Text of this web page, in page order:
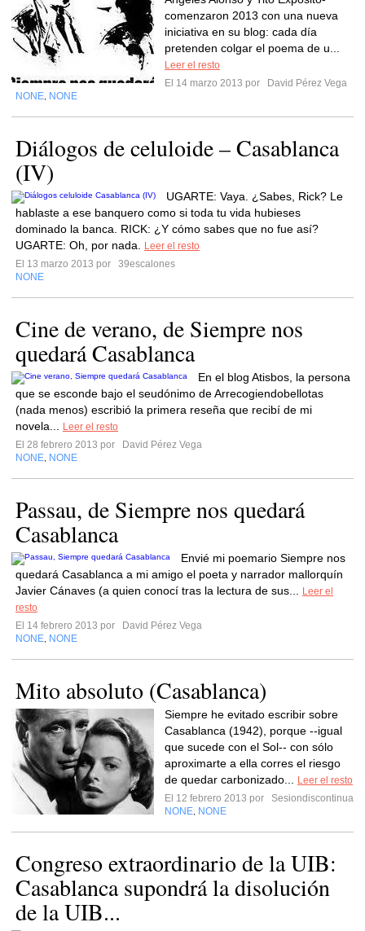
comenzaron 2013 con una nueva
iniciativa en su blog: cada día
pretenden colgar el poema de u...
Leer el resto
El 14 marzo 2013 por
David Pérez Vega
NONE NONE
Diálogos de celuloide – Casablanca
(IV)
UGARTE: Vaya. ¿Sabes, Rick? Le
hablaste a ese banquero como si toda tu vida hubieses
dominado la banca. RICK: ¿Y cómo sabes que no fue así?
UGARTE: Oh, por nada.
Leer el resto
El 13 marzo 2013 por
39escalones
NONE
Cine de verano, de Siempre nos
quedará Casablanca
En el blog Atisbos, la persona
que se esconde bajo el seudónimo de Arrecogiendobellotas
(nada menos) escribió la primera reseña que recibí de mi
novela...
Leer el resto
El 28 febrero 2013 por
David Pérez Vega
NONE NONE
Passau, de Siempre nos quedará
Casablanca
Envié mi poemario Siempre nos
quedará Casablanca a mi amigo el poeta y narrador mallorquín
Javier Cánaves (a quien conocí tras la lectura de sus...
Leer el
resto
El 14 febrero 2013 por
David Pérez Vega
NONE NONE
Mito absoluto (Casablanca)
Siempre he evitado escribir sobre
Casablanca (1942), porque --igual
que sucede con el Sol-- con sólo
aproximarte a ella corres el riesgo
de quedar carbonizado...
Leer el resto
El 12 febrero 2013 por
Sesiondiscontinua
NONE NONE
Congreso extraordinario de la UIB:
Casablanca supondrá la disolución
de la UIB...